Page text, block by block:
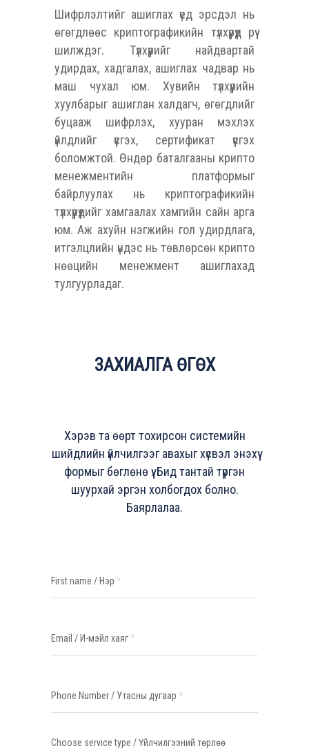
Шифрлэлтийг ашиглах үед эрсдэл нь
өгөгдлөөс криптографикийн түлхүүрүүд рүү
шилждэг. Түлхүүрийг найдвартай
удирдах, хадгалах, ашиглах чадвар нь
маш чухал юм. Хувийн түлхүүрийн
хуулбарыг ашиглан халдагч, өгөгдлийг
буцааж шифрлэх, хууран мэхлэх
үйлдлийг үүсгэх, сертификат үүсгэх
боломжтой. Өндөр баталгааны крипто
менежментийн платформыг
байрлуулах нь криптографикийн
түлхүүрүүдийг хамгаалах хамгийн сайн арга
юм. Аж ахуйн нэгжийн гол удирдлага,
итгэлцлийн үндэс нь төвлөрсөн крипто
нөөцийн менежмент ашиглахад
тулгуурладаг.
ЗАХИАЛГА ӨГӨХ
Хэрэв та өөрт тохирсон системийн
шийдлийн үйлчилгээг авахыг хүсвэл энэхүү
формыг бөглөнө үү. Бид тантай түргэн
шуурхай эргэн холбогдох болно.
Баярлалаа.
First name / Нэр *
Email / И-мэйл хаяг *
Phone Number / Утасны дугаар *
Choose service type / Үйлчилгээний төрлөө